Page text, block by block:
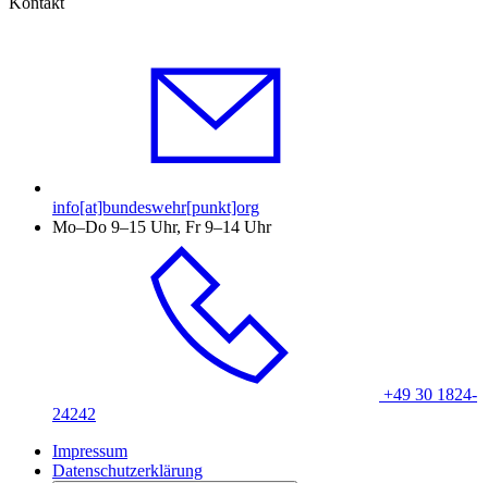
info[at]bundeswehr[punkt]org
Mo–Do 9–15 Uhr, Fr 9–14 Uhr
+49 30 1824-
24242
Impressum
Datenschutzerklärung